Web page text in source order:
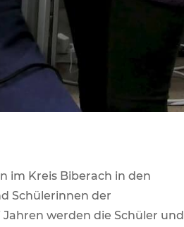
im Kreis Biberach in den
Schülerinnen der
werden die Schüler und